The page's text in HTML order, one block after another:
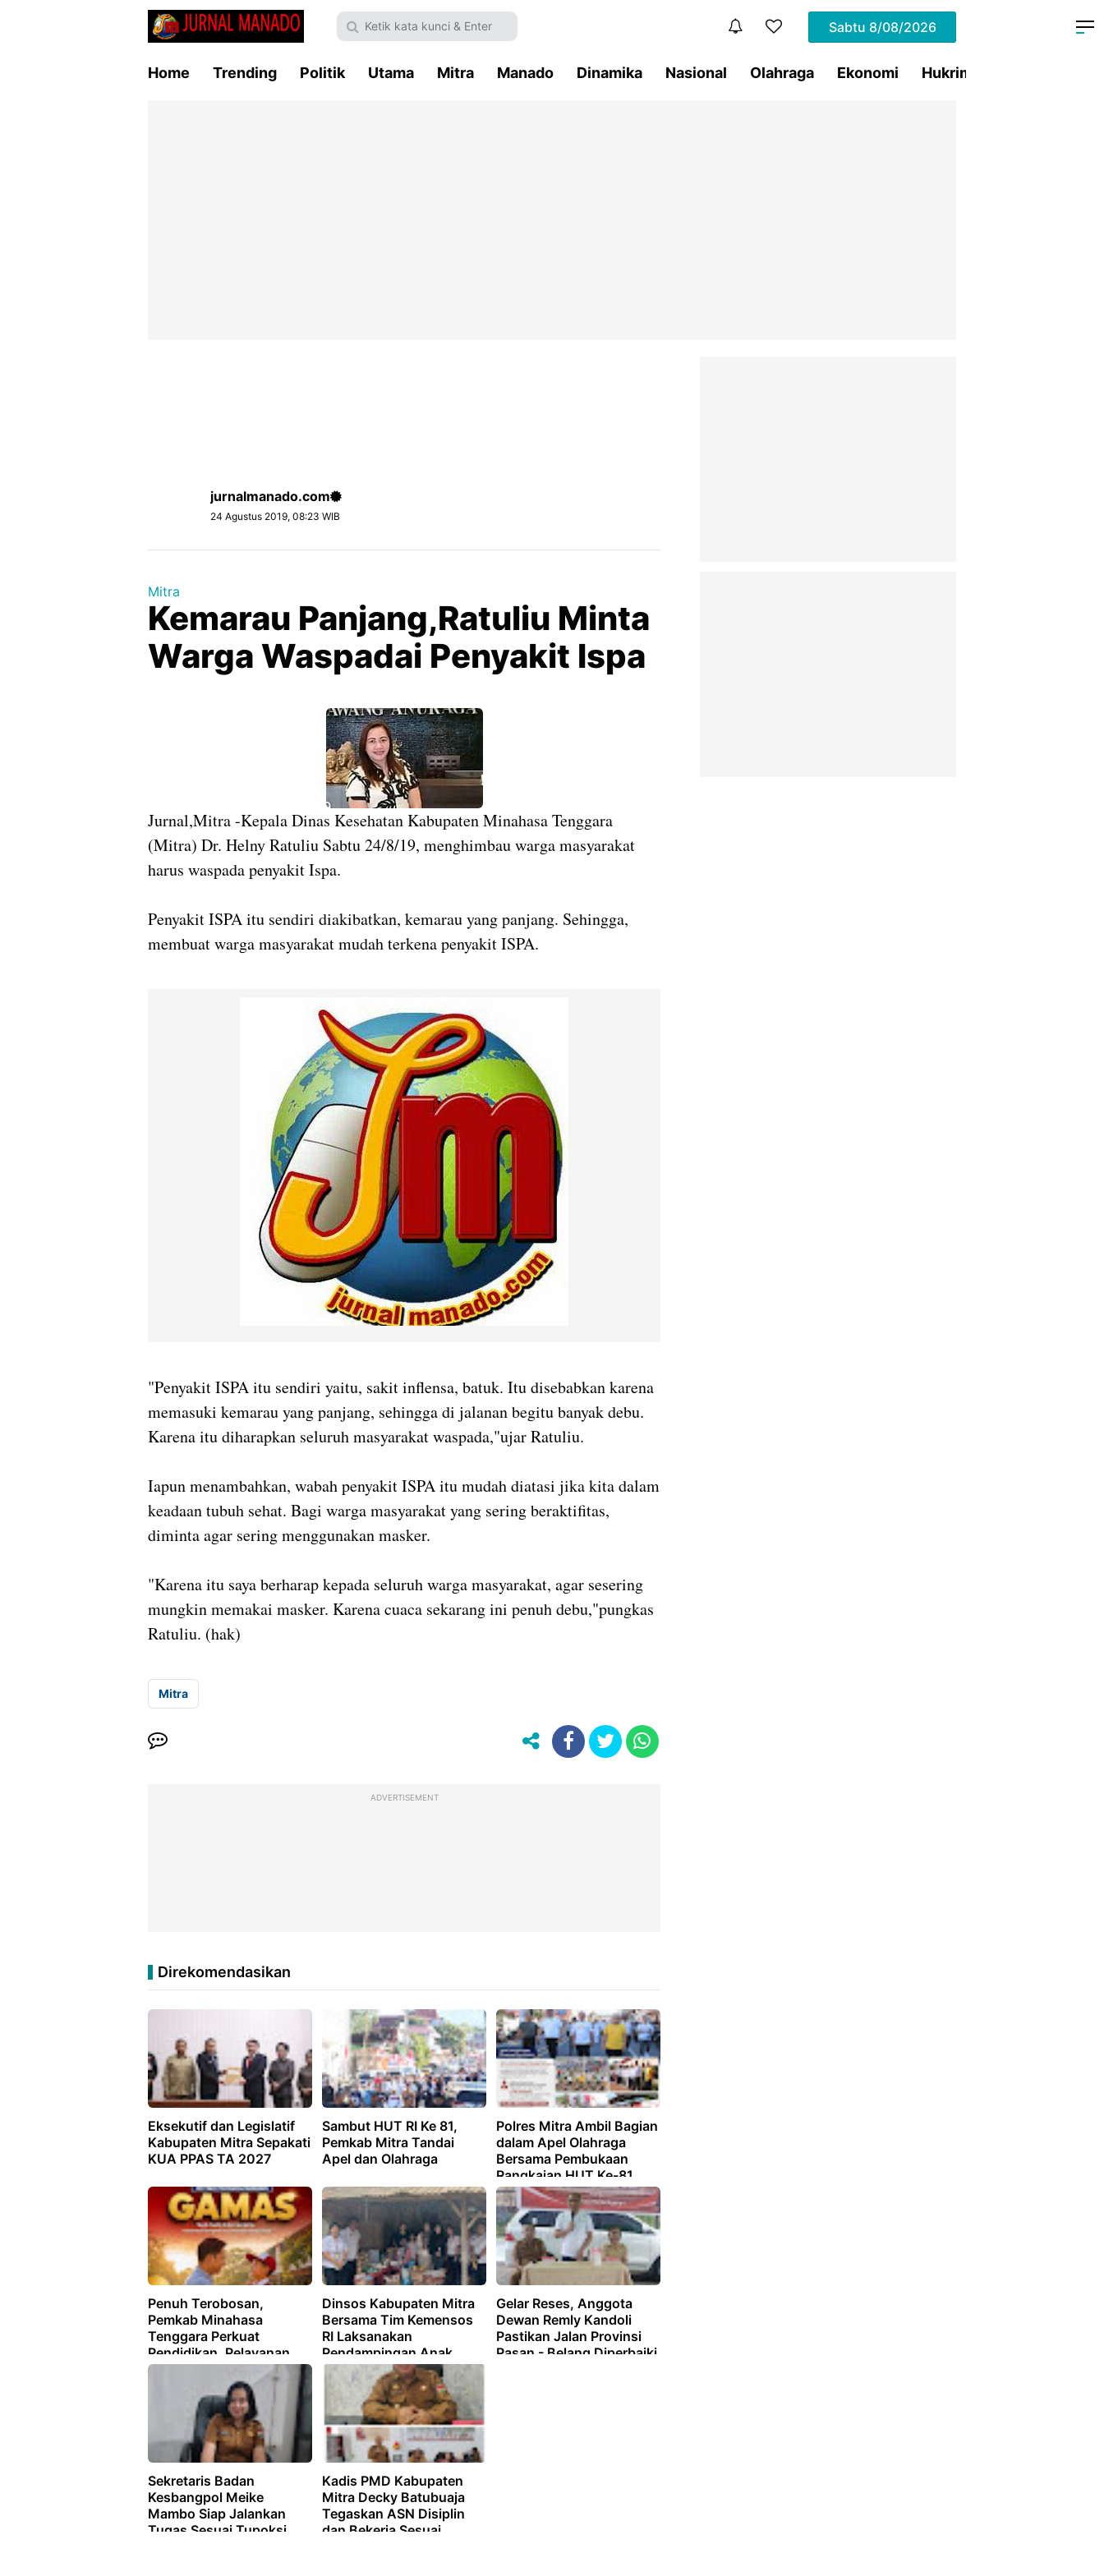
Sabtu 8/08/2026
Home Trending Politik Utama Mitra Manado Dinamika Nasional Olahraga Ekonomi Hukrim
jurnalmanado.com
24 Agustus 2019, 08:23 WIB
Mitra
Kemarau Panjang,Ratuliu Minta
Warga Waspadai Penyakit Ispa
Jurnal,Mitra -Kepala Dinas Kesehatan Kabupaten Minahasa Tenggara
(Mitra) Dr. Helny Ratuliu Sabtu 24/8/19, menghimbau warga masyarakat
harus waspada penyakit Ispa.
Penyakit ISPA itu sendiri diakibatkan, kemarau yang panjang. Sehingga,
membuat warga masyarakat mudah terkena penyakit ISPA.
"Penyakit ISPA itu sendiri yaitu, sakit inflensa, batuk. Itu disebabkan karena
memasuki kemarau yang panjang, sehingga di jalanan begitu banyak debu.
Karena itu diharapkan seluruh masyarakat waspada,"ujar Ratuliu.
Iapun menambahkan, wabah penyakit ISPA itu mudah diatasi jika kita dalam
keadaan tubuh sehat. Bagi warga masyarakat yang sering beraktifitas,
diminta agar sering menggunakan masker.
"Karena itu saya berharap kepada seluruh warga masyarakat, agar sesering
mungkin memakai masker. Karena cuaca sekarang ini penuh debu,"pungkas
Ratuliu. (hak)
Mitra
ADVERTISEMENT
Direkomendasikan
Eksekutif dan Legislatif
Kabupaten Mitra Sepakati
KUA PPAS TA 2027
Sambut HUT RI Ke 81,
Pemkab Mitra Tandai
Apel dan Olahraga
Polres Mitra Ambil Bagian
dalam Apel Olahraga
Bersama Pembukaan
Rangkaian HUT Ke-81
Kemerdekaan RI
Penuh Terobosan,
Pemkab Minahasa
Tenggara Perkuat
Pendidikan, Pelayanan
Publik, dan Kesehatan
Dinsos Kabupaten Mitra
Bersama Tim Kemensos
RI Laksanakan
Pendampingan Anak
Korban Bullying
Gelar Reses, Anggota
Dewan Remly Kandoli
Pastikan Jalan Provinsi
Pasan - Belang Diperbaiki
Sekretaris Badan
Kesbangpol Meike
Mambo Siap Jalankan
Tugas Sesuai Tupoksi
Kadis PMD Kabupaten
Mitra Decky Batubuaja
Tegaskan ASN Disiplin
dan Bekerja Sesuai